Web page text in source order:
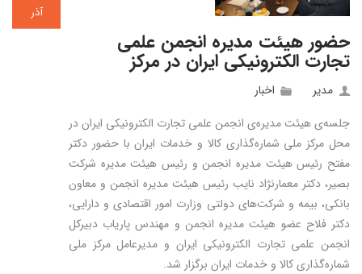
آذر
حضور هیئت مدیره انجمن علمی
تجارت الکترونیکی ایران در مرکز
مدیر
اخبار
جلسه‌ی هیئت مدیره‌ی انجمن علمی تجارت الکترونیکی ایران در
محل مرکز ملی شماره‌گذاری کالا و خدمات ایران با حضور دکتر
مفتح رئیس هیئت مدیره انجمن و رئیس هیئت مدیره شرکت
بصیر، دکتر معمارنژاد نایب رئیس هیئت مدیره انجمن و معاون
بانکی، بیمه و شرکت‌های دولتی وزارت امور اقتصادی و دارایی،
دکتر فلاح عضو هیئت مدیره انجمن و مهندس پاریاب دبیرکل
انجمن علمی تجارت الکترونیکی ایران و مدیرعامل مرکز ملی
شماره‌گذاری کالا و خدمات ایران برگزار شد.